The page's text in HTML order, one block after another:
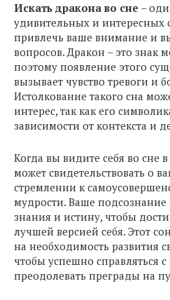
Искать дракона во сне –
удивительных и интересных
привлечь ваше внимание и
вопросов. Дракон – это знак
поэтому появление этого
вызывает чувство тревоги и
Истолкование такого сна
интерес, так как его
зависимости от контекста и
Когда вы видите себя во сне
может свидетельствовать о
стремлении к
мудрости. Ваше подсознание
знания и истину, чтобы
лучшей версией себя. Этот
на необходимость развития
чтобы успешно справляться
преодолевать преграды на